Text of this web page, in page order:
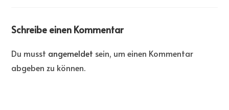
Schreibe einen Kommentar
Du musst angemeldet sein, um einen Kommentar
abgeben zu können.